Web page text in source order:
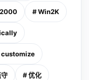
# Win2K
customize
# 优化